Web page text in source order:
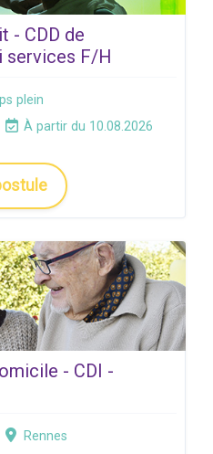
- CDD de
services F/H
plein
À partir du 10.08.2026
- CDI -
Rennes